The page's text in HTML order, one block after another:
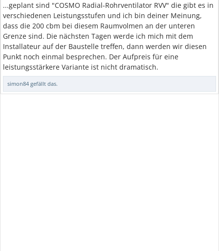
...geplant sind "COSMO Radial-Rohrventilator RVV" die gibt es in
verschiedenen Leistungsstufen und ich bin deiner Meinung,
dass die 200 cbm bei diesem Raumvolmen an der unteren
Grenze sind. Die nächsten Tagen werde ich mich mit dem
Installateur auf der Baustelle treffen, dann werden wir diesen
Punkt noch einmal besprechen. Der Aufpreis für eine
leistungsstärkere Variante ist nicht dramatisch.
simon84 gefällt das.